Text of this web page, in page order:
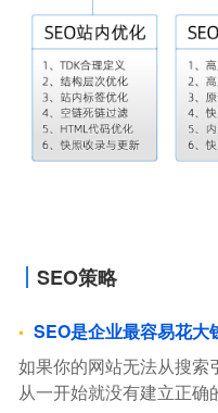
SEO策略
SEO是企业最容易花大
如果你的网站无法从搜索
从一开始就没有建立正确